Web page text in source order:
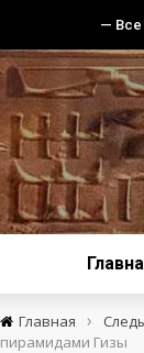
— Все
Главная ›
пирамидами Гизы